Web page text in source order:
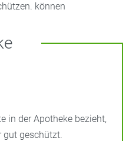
können
in der Apotheke bezieht,
gut geschützt.